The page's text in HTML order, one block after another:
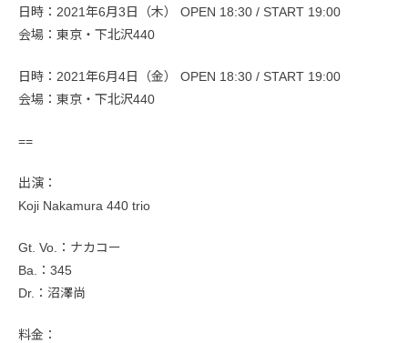
日時：2021年6月3日（木） OPEN 18:30 / START 19:00
会場：東京・下北沢440
日時：2021年6月4日（金） OPEN 18:30 / START 19:00
会場：東京・下北沢440
==
出演：
Koji Nakamura 440 trio
Gt. Vo.：ナカコー
Ba.：345
Dr.：沼澤尚
料金：